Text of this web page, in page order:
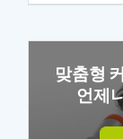
맞춤형
언제